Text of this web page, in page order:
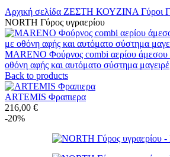
Αρχική σελίδα ΖΕΣΤΗ ΚΟΥΖΙΝΑ Γύροι
NORTH Γύρος υγραερίου
MARENO Φούρνος combi αερίου
οθόνη αφής και αυτόματο σύστημα
Back to products
ARTEMIS Φραπιερα
216,00 €
-20%